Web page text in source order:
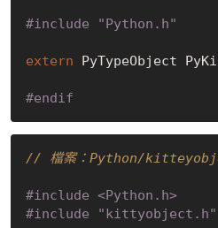
#include "Python.h"
extern PyTypeObject
#endif
// 檔案：Python/
#include <Python.h>
#include "kittyobject.h"